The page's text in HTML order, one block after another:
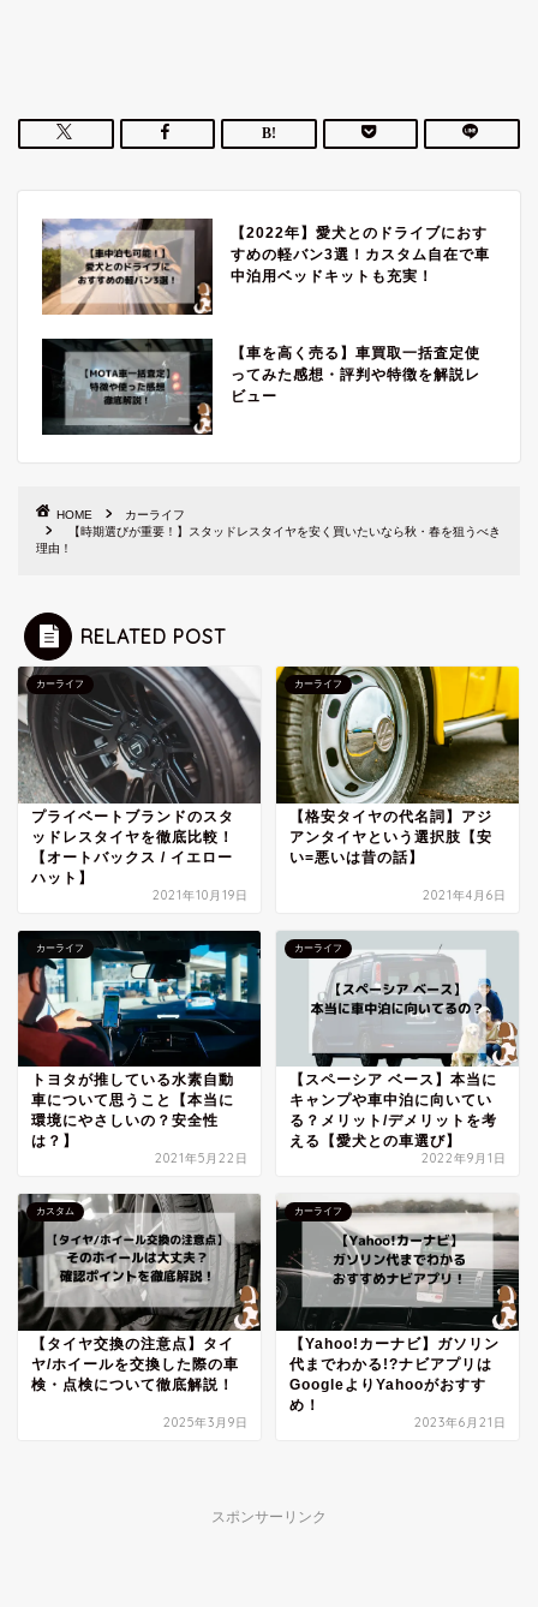
【2022年】愛犬とのドライブにおす
すめの軽バン3選！カスタム自在で車
中泊用ベッドキットも充実！
【車を高く売る】車買取一括査定使
ってみた感想・評判や特徴を解説レ
ビュー
HOME
カーライフ
【時期選びが重要！】スタッドレスタイヤを安く買いたいなら秋・春を狙うべき
理由！
RELATED POST
カーライフ
プライベートブランドのスタ
ッドレスタイヤを徹底比較！
【オートバックス / イエロー
ハット】
2021年10月19日
カーライフ
【格安タイヤの代名詞】アジ
アンタイヤという選択肢【安
い=悪いは昔の話】
2021年4月6日
カーライフ
トヨタが推している水素自動
車について思うこと【本当に
環境にやさしいの？安全性
は？】
2021年5月22日
カーライフ
【スペーシア ベース】本当に
キャンプや車中泊に向いてい
る？メリット/デメリットを考
える【愛犬との車選び】
2022年9月1日
カスタム
【タイヤ交換の注意点】タイ
ヤ/ホイールを交換した際の車
検・点検について徹底解説！
2025年3月9日
カーライフ
【Yahoo!カーナビ】ガソリン
代までわかる!?ナビアプリは
GoogleよりYahooがおすす
め！
2023年6月21日
スポンサーリンク